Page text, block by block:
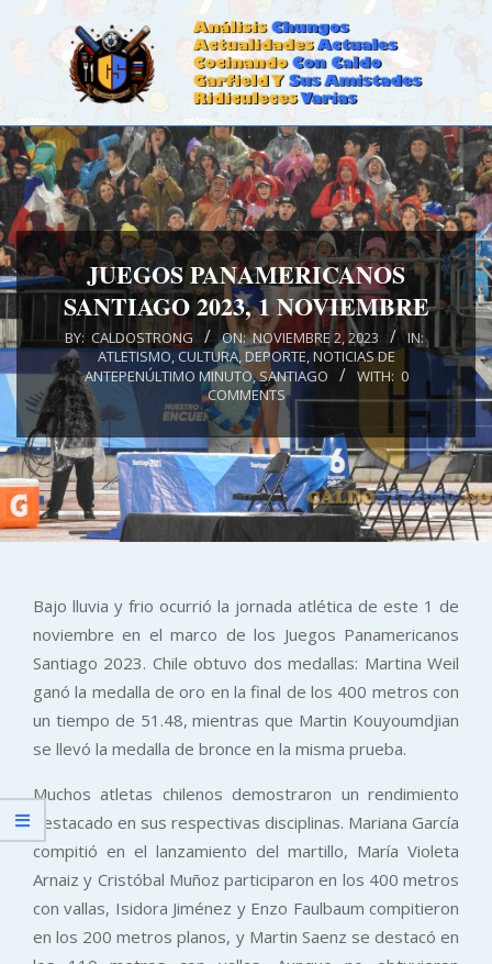
CALDOSTRONG.COM
Primary
Navigation
Menu
JUEGOS PANAMERICANOS
SANTIAGO 2023, 1 NOVIEMBRE
BY: CALDOSTRONG ON: NOVIEMBRE 2, 2023
IN:
ATLETISMO,CULTURA, DEPORTE,NOTICIAS DE
ANTEPENÚLTIMO MINUTO,SANTIAGO WITH: 0
COMMENTS
Bajo lluvia y frio ocurrió la jornada atlética de este 1 de
noviembre en el marco de los Juegos Panamericanos
Santiago 2023. Chile obtuvo dos medallas: Martina Weil
ganó la medalla de oro en la final de los 400 metros con
un tiempo de 51.48, mientras que Martin Kouyoumdjian
se llevó la medalla de bronce en la misma prueba.
Muchos atletas chilenos demostraron un rendimiento
destacado en sus respectivas disciplinas. Mariana García
compitió en el lanzamiento del martillo, María Violeta
Arnaiz y Cristóbal Muñoz participaron en los 400 metros
con vallas, Isidora Jiménez y Enzo Faulbaum compitieron
en los 200 metros planos, y Martin Saenz se destacó en